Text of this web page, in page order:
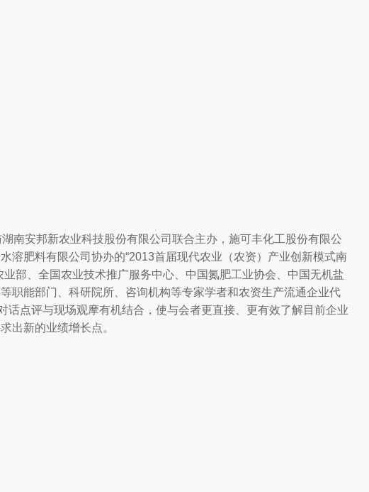
安邦新农业科技股份有限公司联合主办，施可丰化工股份有限公
溶肥料有限公司协办的“2013首届现代农业（农资）产业创新模式南
部、全国农业技术推广服务中心、中国氮肥工业协会、中国无机盐
职能部门、科研院所、咨询机构等专家学者和农资生产流通企业代
话点评与现场观摩有机结合，使与会者更直接、更有效了解目前企业
出新的业绩增长点。